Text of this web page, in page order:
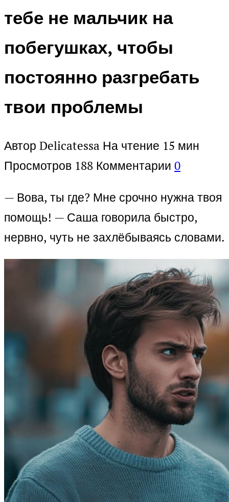
тебе не мальчик на
побегушках, чтобы
постоянно разгребать
твои проблемы
Автор Delicatessa На чтение 15 мин
Просмотров 188 Комментарии 0
— Вова, ты где? Мне срочно нужна твоя
помощь! — Саша говорила быстро,
нервно, чуть не захлёбываясь словами.